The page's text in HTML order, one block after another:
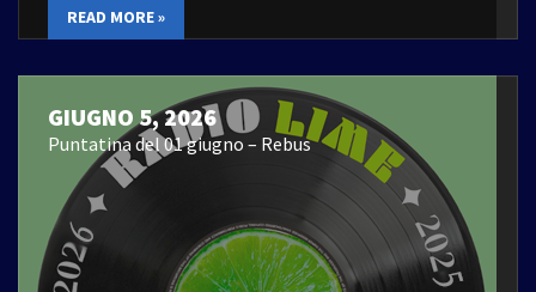
READ MORE »
GIUGNO 5, 2026
Puntatina del 01 giugno – Rebus